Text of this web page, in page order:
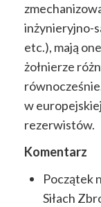
inżynieryjno-
etc.), mają
żołnierze
w
rezerwistów.
Komentarz
Początek
Siłach